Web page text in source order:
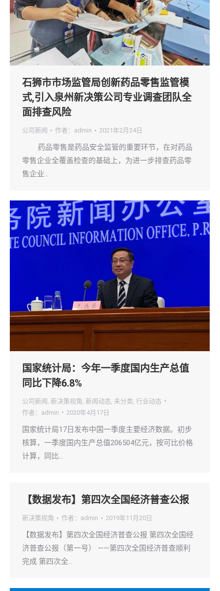
石狮市市场监管局创新药品零售监管模
式,引入泉州新决策公司专业调查团队全
面排查风险
公司新闻 作者： admin 2021年2月24日
药品零售是药品安全监管的重要环节，在对药品
零售企业全覆盖检查的基础上，为进一步排查药品零
售企业…
国家统计局：今年一季度国内生产总值
同比下降6.8%
公司新闻 新决策视角 新闻动态 未分类 行业动态
作者： admin 2020年4月17日
国家统计局17日发布中国一季度主要经济数据。初步
核算，一季度国内生产总值206504亿元，按可比价格
计算，同比…
【数据发布】第四次全国经济普查公报
新决策视角 作者： admin 2019年11月20日
【数据发布】第四次全国经济普查公报 第四次全国经
济普查公报（第一号） ——第四次全国经济普查顺利
完成 第四次全…